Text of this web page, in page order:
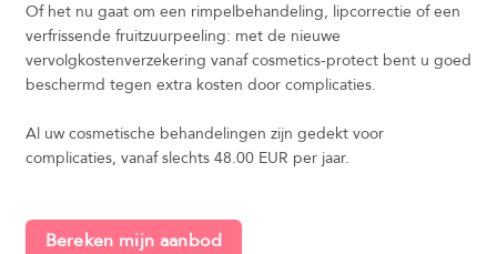
Of het nu gaat om een rimpelbehandeling, lipcorrectie of een
verfrissende fruitzuurpeeling: met de nieuwe
vervolgkostenverzekering vanaf cosmetics-protect bent u goed
beschermd tegen extra kosten door complicaties.
Al uw cosmetische behandelingen zijn gedekt voor
complicaties, vanaf slechts 48.00 EUR per jaar.
Bereken mijn aanbod